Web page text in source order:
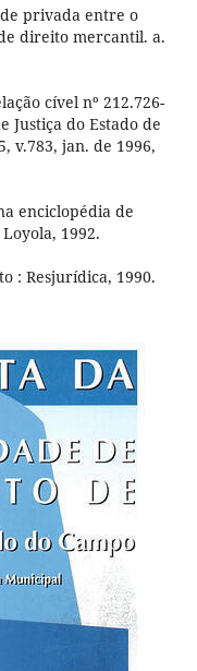
privada entre o
direito mercantil. a.
cível nº 212.726-
Justiça do Estado de
v.783, jan. de 1996,
enciclopédia de
1992.
: Resjurídica, 1990.